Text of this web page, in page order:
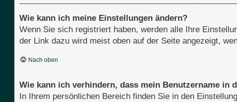
Wie kann ich meine Einstellungen ändern?
Wenn Sie sich registriert haben, werden alle Ihre
der Link dazu wird meist oben auf der Seite angezeigt,
Nach oben
Wie kann ich verhindern, dass mein Benutzername in
In Ihrem persönlichen Bereich finden Sie in den